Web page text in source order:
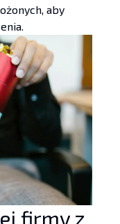
aby
firmy z